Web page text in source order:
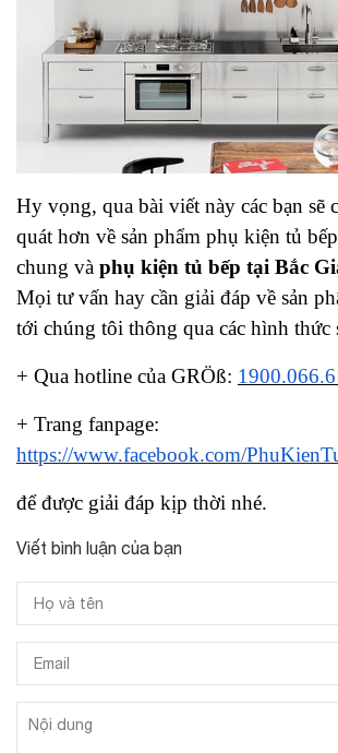
Hy vọng, qua bài viết này các bạn sẽ
quát hơn về sản phẩm phụ kiện tủ
chung và phụ kiện tủ bếp tại Bắc
Mọi tư vấn hay cần giải đáp về sản
tới chúng tôi thông qua các hình thức
+ Qua hotline của GRÖß:
+ Trang fanpage:
https://www.facebook.com/
để được giải đáp kịp thời nhé.
Viết bình luận của bạn